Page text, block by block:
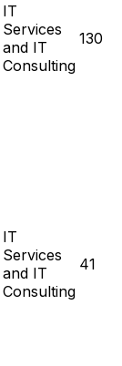
IT
Services
and IT
Consulting
130
IT
Services
and IT
Consulting
41